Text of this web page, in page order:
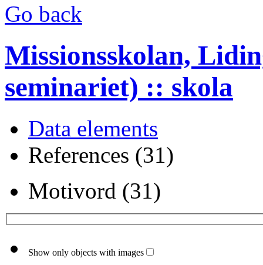
Go back
Missionsskolan,
seminariet) :: skola
Data elements
References (31)
Motivord (31)
Show only objects with images